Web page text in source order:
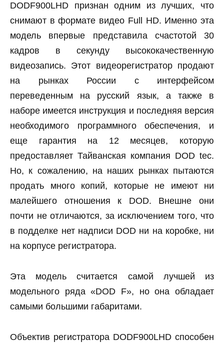
DODF900LHD признан одним из лучших, что
снимают в формате видео Full HD. Именно эта
модель впервые представила cчастотой 30
кадров в секунду высококачественную
видеозапись. Этот видеорегистратор продают
на рынках России с интерфейсом
переведенным на русский язык, а также в
наборе имеется инструкция и последняя версия
необходимого программного обеспечения, и
еще гарантия на 12 месяцев, которую
предоставляет Тайванская компания DOD tec.
Но, к сожалению, на наших рынках пытаются
продать много копий, которые не имеют ни
малейшего отношения к DOD. Внешне они
почти не отличаются, за исключением того, что
в подделке нет надписи DOD ни на коробке, ни
на корпусе регистратора.
Эта модель считается самой лучшей из
модельного ряда «DOD F», но она обладает
самыми большими габаритами.
Объектив регистратора DODF900LHD способен